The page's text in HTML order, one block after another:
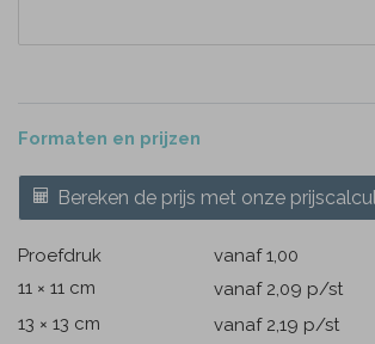
Formaten en prijzen
Bereken de prijs met onze
Proefdruk
vanaf 1,00
11 × 11 cm
vanaf 2,09 p/st
13 × 13 cm
vanaf 2,19 p/st